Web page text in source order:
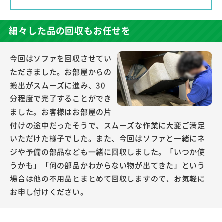
細々した品の回収もお任せを
今回はソファを回収させてい
ただきました。お部屋からの
搬出がスムーズに進み、30
分程度で完了することができ
ました。お客様はお部屋の片
付けの途中だったそうで、スムーズな作業に大変ご満足
いただけた様子でした。また、今回はソファと一緒にネ
ジや予備の部品なども一緒に回収しました。「いつか使
うかも」「何の部品かわからない物が出てきた」という
場合は他の不用品とまとめて回収しますので、お気軽に
お申し付けください。